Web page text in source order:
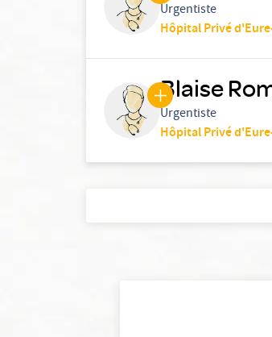
Urgentiste
Hôpital Privé
Blaise
Urgentiste
Hôpital Privé